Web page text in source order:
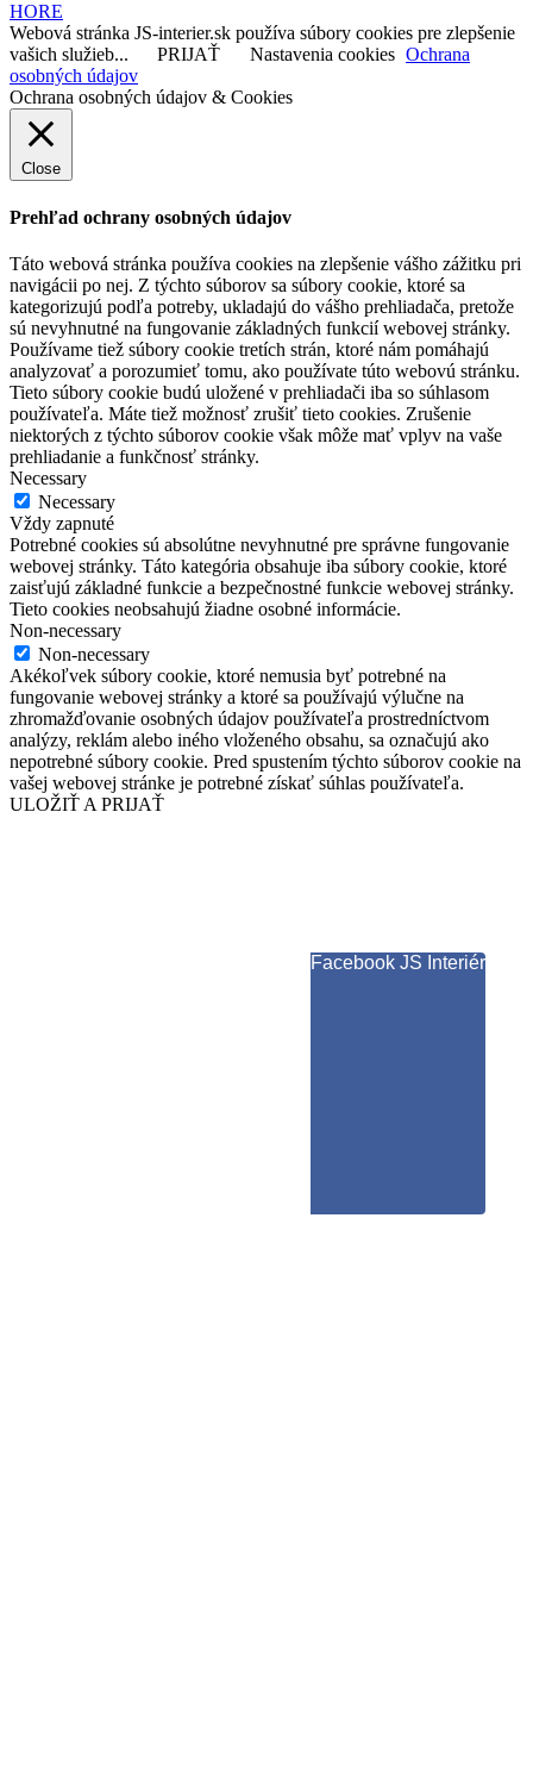
HORE
Webová stránka JS-interier.sk používa súbory cookies pre zlepšenie
vašich služieb...
PRIJAŤ Nastavenia cookies Ochrana
osobných údajov
Ochrana osobných údajov & Cookies
Close
Prehľad ochrany osobných údajov
Táto webová stránka používa cookies na zlepšenie vášho zážitku pri
navigácii po nej. Z týchto súborov sa súbory cookie, ktoré sa
kategorizujú podľa potreby, ukladajú do vášho prehliadača, pretože
sú nevyhnutné na fungovanie základných funkcií webovej stránky.
Používame tiež súbory cookie tretích strán, ktoré nám pomáhajú
analyzovať a porozumieť tomu, ako používate túto webovú stránku.
Tieto súbory cookie budú uložené v prehliadači iba so súhlasom
používateľa. Máte tiež možnosť zrušiť tieto cookies. Zrušenie
niektorých z týchto súborov cookie však môže mať vplyv na vaše
prehliadanie a funkčnosť stránky.
Necessary
Necessary
Vždy zapnuté
Potrebné cookies sú absolútne nevyhnutné pre správne fungovanie
webovej stránky. Táto kategória obsahuje iba súbory cookie, ktoré
zaisťujú základné funkcie a bezpečnostné funkcie webovej stránky.
Tieto cookies neobsahujú žiadne osobné informácie.
Non-necessary
Non-necessary
Akékoľvek súbory cookie, ktoré nemusia byť potrebné na
fungovanie webovej stránky a ktoré sa používajú výlučne na
zhromažďovanie osobných údajov používateľa prostredníctvom
analýzy, reklám alebo iného vloženého obsahu, sa označujú ako
nepotrebné súbory cookie. Pred spustením týchto súborov cookie na
vašej webovej stránke je potrebné získať súhlas používateľa.
ULOŽIŤ A PRIJAŤ
Facebook JS Interiér